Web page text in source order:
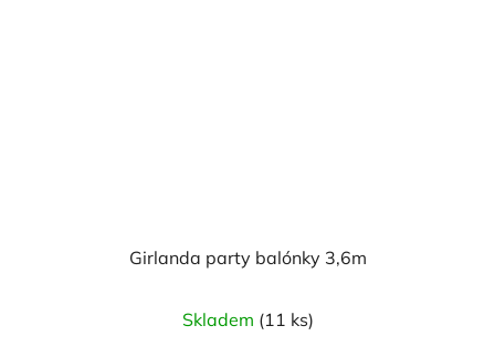
Girlanda party balónky 3,6m
Skladem (11 ks)